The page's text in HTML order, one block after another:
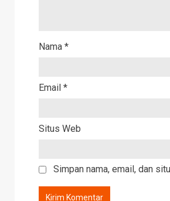
Nama *
Email *
Situs Web
Simpan nama, email, dan